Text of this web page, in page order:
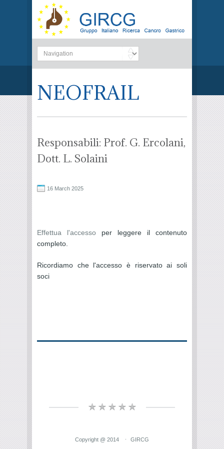
NEOFRAIL
Responsabili: Prof. G. Ercolani,
Dott. L. Solaini
16 March 2025
Effettua l'accesso per leggere il contenuto
completo.
Ricordiamo che l'accesso è riservato ai soli
soci
Copyright @ 2014
GIRCG